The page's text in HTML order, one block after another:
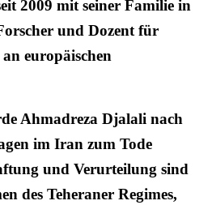
2009 mit seiner Familie in
und Dozent für
europäischen
Ahmadreza Djalali nach
im Iran zum Tode
und Verurteilung sind
des Teheraner Regimes,